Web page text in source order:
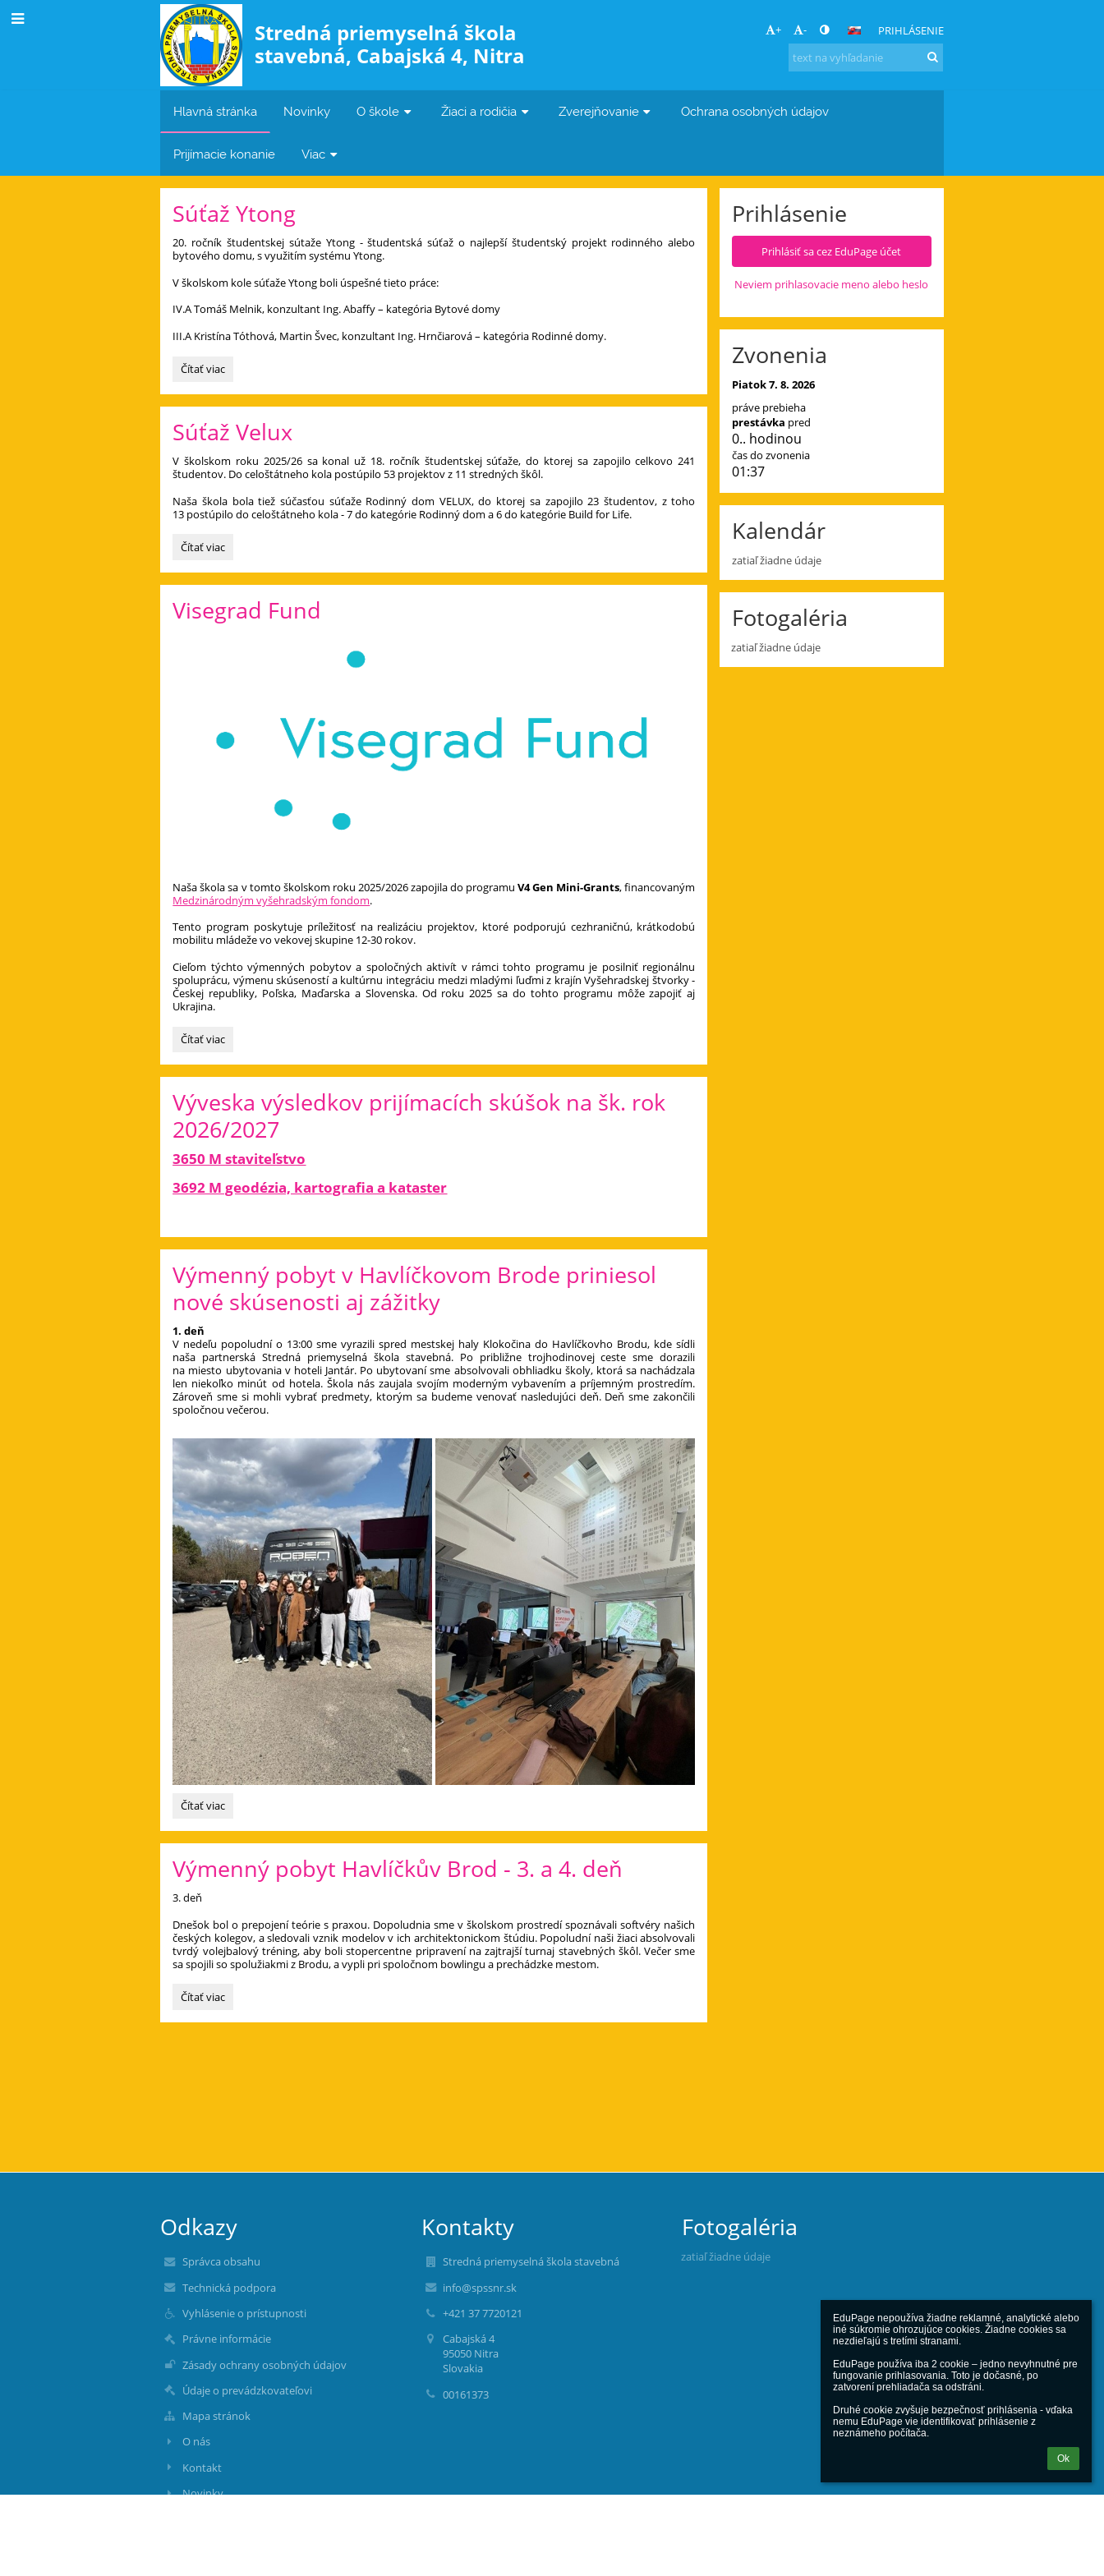
EduPage nepoužíva žiadne reklamné, analytické alebo
iné súkromie ohrozujúce cookies. Žiadne cookies sa
nezdieľajú s tretími stranami.
EduPage používa iba 2 cookie – jedno nevyhnutné pre
fungovanie prihlasovania. Toto je dočasné, po
zatvorení prehliadača sa odstráni.
Druhé cookie zvyšuje bezpečnosť prihlásenia - vďaka
nemu EduPage vie identifikovať prihlásenie z
neznámeho počítača.
Ok
Stredná priemyselná škola
stavebná, Cabajská 4, Nitra
+ - PRIHLÁSENIE
Hlavná stránka Novinky O škole Žiaci a rodičia Zverejňovanie Ochrana osobných údajov
Prijímacie konanie Viac
Hlavná
stránka
Súťaž Ytong
20. ročník študentskej sútaže Ytong - študentská súťaž o najlepší študentský projekt rodinného alebo
bytového domu, s využitím systému Ytong.
V školskom kole súťaže Ytong boli úspešné tieto práce:
IV.A Tomáš Melnik, konzultant Ing. Abaffy – kategória Bytové domy
III.A Kristína Tóthová, Martin Švec, konzultant Ing. Hrnčiarová – kategória Rodinné domy.
Súťaž
Čítať viac
Súťaž Velux
V školskom roku 2025/26 sa konal už 18. ročník študentskej súťaže, do ktorej sa zapojilo celkovo 241
študentov. Do celoštátneho kola postúpilo 53 projektov z 11 stredných škôl.
Naša škola bola tiež súčasťou súťaže Rodinný dom VELUX, do ktorej sa zapojilo 23 študentov, z toho
13 postúpilo do celoštátneho kola - 7 do kategórie Rodinný dom a 6 do kategórie Build for Life.
Súťaž
Čítať viac
Visegrad Fund
Naša škola sa v tomto školskom roku 2025/2026 zapojila do programuV4 Gen Mini-Grants, financovaným
Medzinárodným vyšehradským fondom.
Tento program poskytuje príležitosť na realizáciu projektov, ktoré podporujú cezhraničnú, krátkodobú
mobilitu mládeže vo vekovej skupine 12-30 rokov.
Cieľom týchto výmenných pobytov a spoločných aktivít v rámci tohto programu je posilniť regionálnu
spoluprácu, výmenu skúseností a kultúrnu integráciu medzi mladými ľuďmi z krajín Vyšehradskej štvorky -
Českej republiky, Poľska, Maďarska a Slovenska. Od roku 2025 sa do tohto programu môže zapojiť aj
Ukrajina.
Visegrad
Čítať viac
Výveska výsledkov prijímacích skúšok na šk. rok
2026/2027
3650 M staviteľstvo
3692 M geodézia, kartografia a kataster
Výmenný pobyt v Havlíčkovom Brode priniesol
nové skúsenosti aj zážitky
1. deň
V nedeľu popoludní o 13:00 sme vyrazili spred mestskej haly Klokočina do Havlíčkovho Brodu, kde sídli
naša partnerská Stredná priemyselná škola stavebná. Po približne trojhodinovej ceste sme dorazili
na miesto ubytovania v hoteli Jantár. Po ubytovaní sme absolvovali obhliadku školy, ktorá sa nachádzala
len niekoľko minút od hotela. Škola nás zaujala svojím moderným vybavením a príjemným prostredím.
Zároveň sme si mohli vybrať predmety, ktorým sa budeme venovať nasledujúci deň. Deň sme zakončili
spoločnou večerou.
Výmenný
v
Brode
priniesol
nové
aj
zážitky:
Čítať viac
Výmenný pobyt Havlíčkův Brod - 3. a 4. deň
3. deň
​Dnešok bol o prepojení teórie s praxou. Dopoludnia sme v školskom prostredí spoznávali softvéry našich
českých kolegov, a sledovali vznik modelov v ich architektonickom štúdiu. Popoludní naši žiaci absolvovali
tvrdý volejbalový tréning, aby boli stopercentne pripravení na zajtrajší turnaj stavebných škôl. Večer sme
sa spojili so spolužiakmi z Brodu, a vypli pri spoločnom bowlingu a prechádzke mestom.
Výmenný
Havlíčkův
Čítať viac
Prihlásenie
Prihlásiť sa cez EduPage účet
Neviem prihlasovacie meno alebo heslo
Zvonenia
Piatok 7. 8. 2026
práve prebieha
prestávka pred
0.. hodinou
čas do zvonenia
01:36
Kalendár
zatiaľ žiadne údaje
Fotogaléria
zatiaľ žiadne údaje
Odkazy
Správca obsahu
Technická podpora
Vyhlásenie o prístupnosti
Právne informácie
Zásady ochrany osobných údajov
Údaje o prevádzkovateľovi
Mapa stránok
O nás
Kontakt
Novinky
Kontakty
Stredná priemyselná škola stavebná
info@spssnr.sk
+421 37 7720121
Cabajská 4
95050 Nitra
Slovakia
00161373
Fotogaléria
zatiaľ žiadne údaje